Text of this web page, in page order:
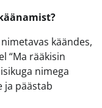
käändes,
“Ma rääkisin
nimega
ja päästab